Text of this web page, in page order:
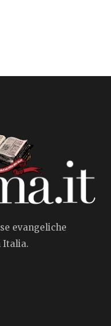
evangeliche
Italia.